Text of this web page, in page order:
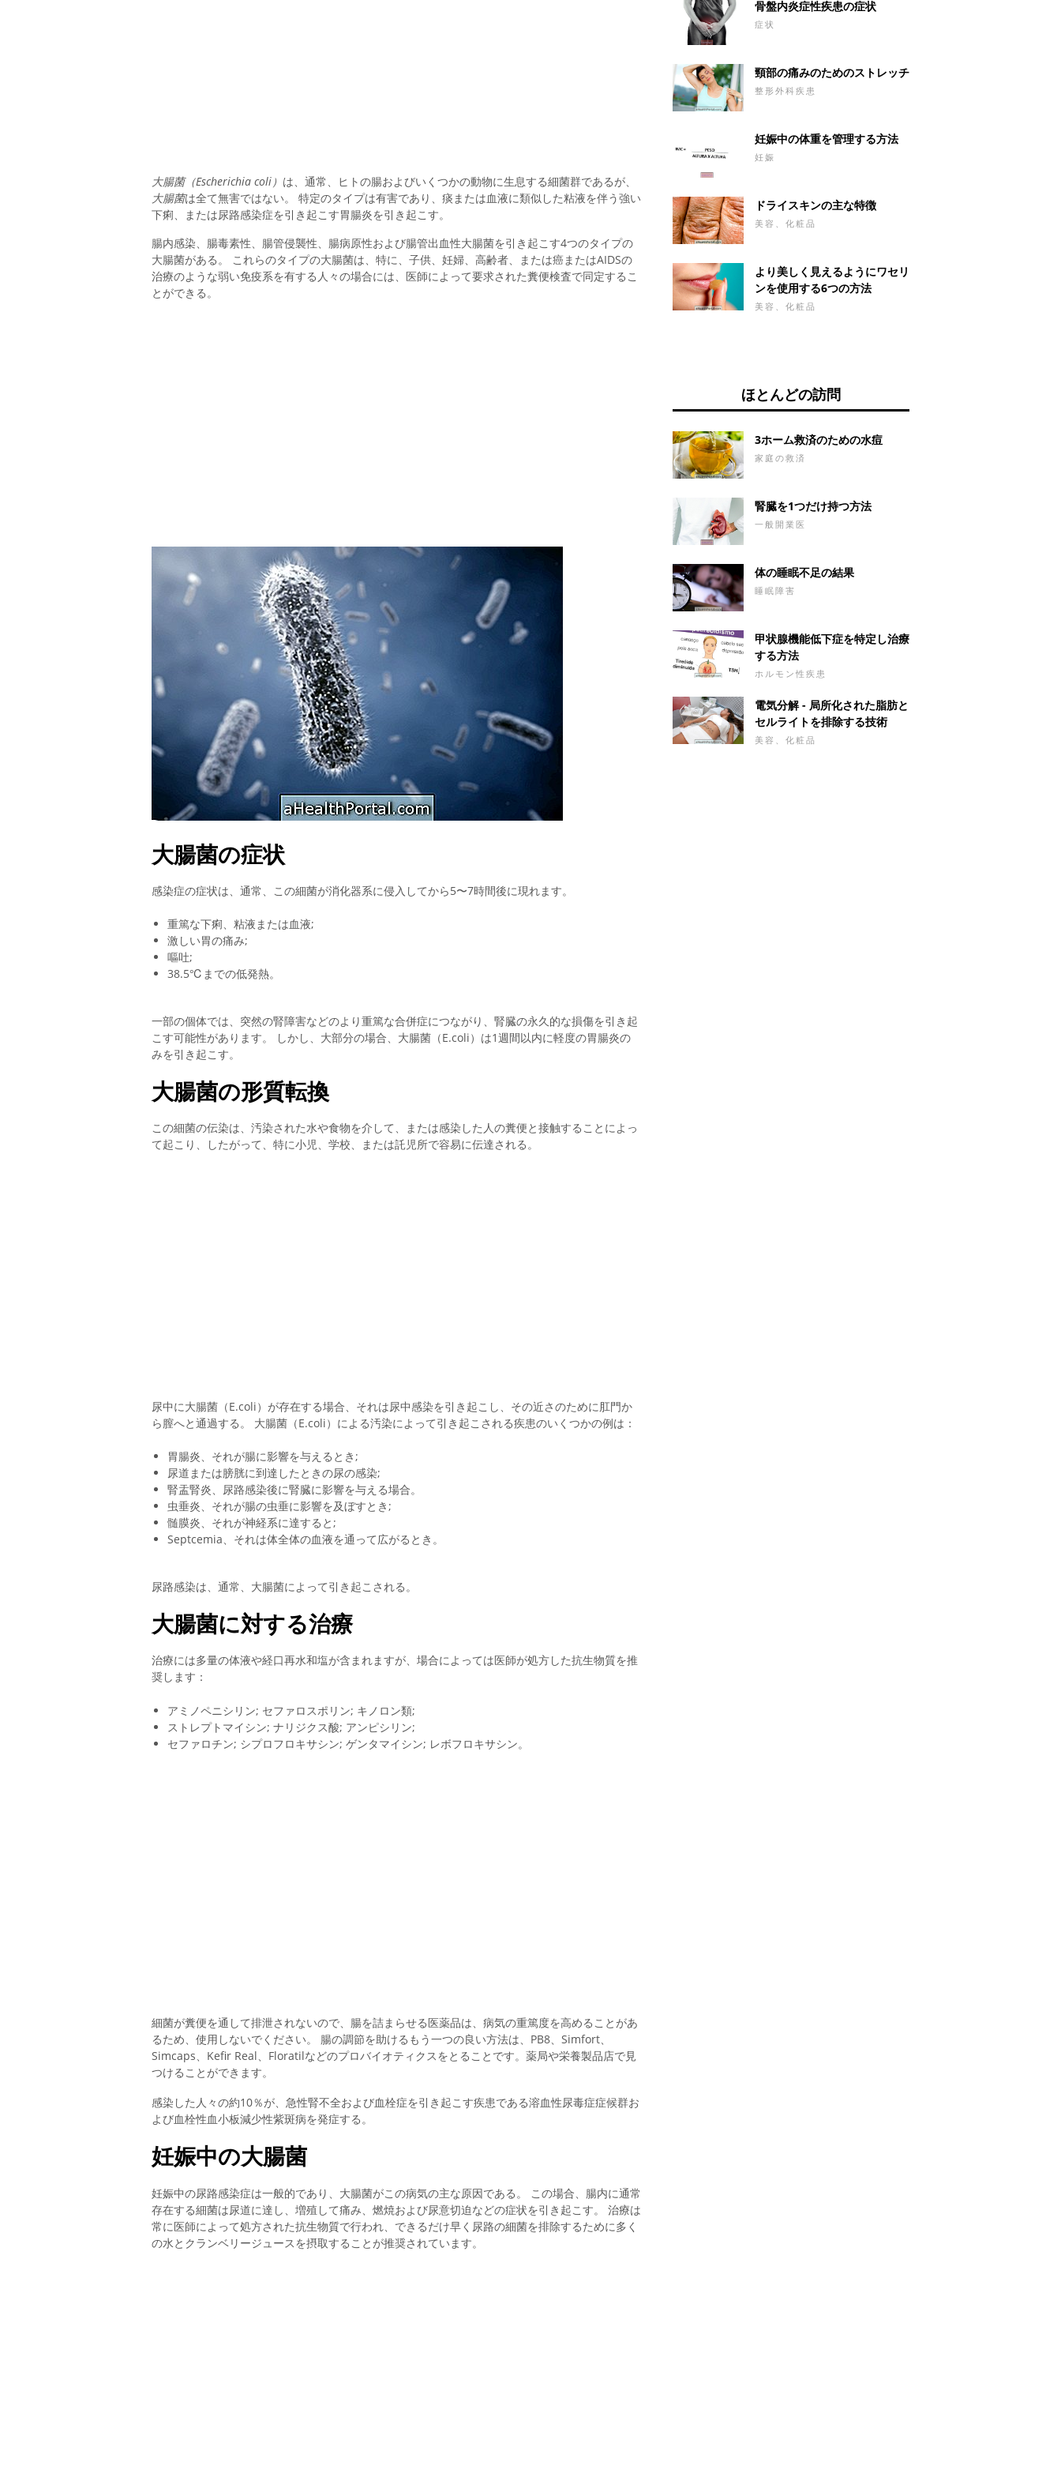
大腸菌（Escherichia coli） は、通常、ヒトの腸およびいくつかの動物に生息する細菌群であるが、
大腸菌は全て無害ではない。 特定のタイプは有害であり、痰または血液に類似した粘液を伴う強い
下痢、または尿路感染症を引き起こす胃腸炎を引き起こす。
腸内感染、腸毒素性、腸管侵襲性、腸病原性および腸管出血性大腸菌を引き起こす4つのタイプの
大腸菌がある。 これらのタイプの大腸菌は、特に、子供、妊婦、高齢者、または癌またはAIDSの
治療のような弱い免疫系を有する人々の場合には、医師によって要求された糞便検査で同定するこ
とができる。
大腸菌の症状
感染症の症状は、通常、この細菌が消化器系に侵入してから5〜7時間後に現れます。
重篤な下痢、粘液または血液;
激しい胃の痛み;
嘔吐;
38.5℃までの低発熱。
一部の個体では、突然の腎障害などのより重篤な合併症につながり、腎臓の永久的な損傷を引き起
こす可能性があります。 しかし、大部分の場合、大腸菌（E.coli）は1週間以内に軽度の胃腸炎の
みを引き起こす。
大腸菌の形質転換
この細菌の伝染は、汚染された水や食物を介して、または感染した人の糞便と接触することによっ
て起こり、したがって、特に小児、学校、または託児所で容易に伝達される。
尿中に大腸菌（E.coli）が存在する場合、それは尿中感染を引き起こし、その近さのために肛門か
ら膣へと通過する。 大腸菌（E.coli）による汚染によって引き起こされる疾患のいくつかの例は：
胃腸炎、それが腸に影響を与えるとき;
尿道または膀胱に到達したときの尿の感染;
腎盂腎炎、尿路感染後に腎臓に影響を与える場合。
虫垂炎、それが腸の虫垂に影響を及ぼすとき;
髄膜炎、それが神経系に達すると;
Septcemia、それは体全体の血液を通って広がるとき。
尿路感染は、通常、大腸菌によって引き起こされる。
大腸菌に対する治療
治療には多量の体液や経口再水和塩が含まれますが、場合によっては医師が処方した抗生物質を推
奨します：
アミノペニシリン; セファロスポリン; キノロン類;
ストレプトマイシン; ナリジクス酸; アンピシリン;
セファロチン; シプロフロキサシン; ゲンタマイシン; レボフロキサシン。
細菌が糞便を通して排泄されないので、腸を詰まらせる医薬品は、病気の重篤度を高めることがあ
るため、使用しないでください。 腸の調節を助けるもう一つの良い方法は、PB8、Simfort、
Simcaps、Kefir Real、Floratilなどのプロバイオティクスをとることです。薬局や栄養製品店で見
つけることができます。
感染した人々の約10％が、急性腎不全および血栓症を引き起こす疾患である溶血性尿毒症症候群お
よび血栓性血小板減少性紫斑病を発症する。
妊娠中の大腸菌
妊娠中の尿路感染症は一般的であり、大腸菌がこの病気の主な原因である。 この場合、腸内に通常
存在する細菌は尿道に達し、増殖して痛み、燃焼および尿意切迫などの症状を引き起こす。 治療は
常に医師によって処方された抗生物質で行われ、できるだけ早く尿路の細菌を排除するために多く
の水とクランベリージュースを摂取することが推奨されています。
骨盤内炎症性疾患の症状
症状
頸部の痛みのためのストレッチ
整形外科疾患
妊娠中の体重を管理する方法
妊娠
ドライスキンの主な特徴
美容、化粧品
より美しく見えるようにワセリ
ンを使用する6つの方法
美容、化粧品
ほとんどの訪問
3ホーム救済のための水痘
家庭の救済
腎臓を1つだけ持つ方法
一般開業医
体の睡眠不足の結果
睡眠障害
甲状腺機能低下症を特定し治療
する方法
ホルモン性疾患
電気分解 - 局所化された脂肪と
セルライトを排除する技術
美容、化粧品